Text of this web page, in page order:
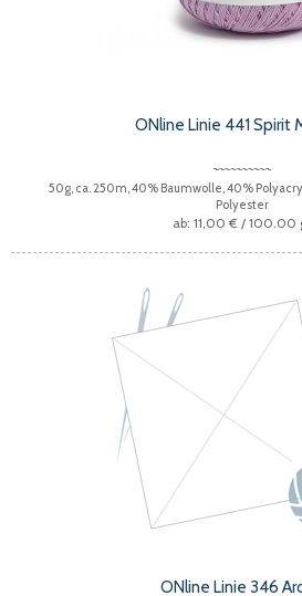
ONline Linie 441 Spirit
50g, ca. 250m, 40% Baumwolle, 40%
Polyester
11,00 € / 100.00
ONline Linie 346